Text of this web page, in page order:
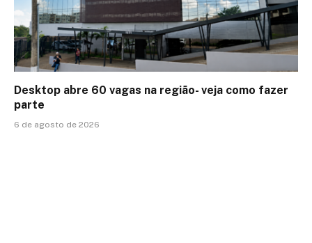
Desktop abre 60 vagas na região- veja como fazer
parte
6 de agosto de 2026